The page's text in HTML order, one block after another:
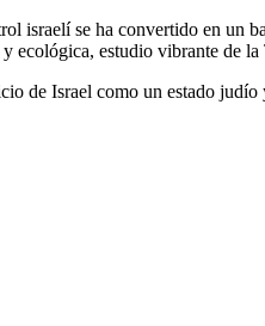
israelí se ha convertido en
ecológica, estudio vibrante de
de Israel como un estado